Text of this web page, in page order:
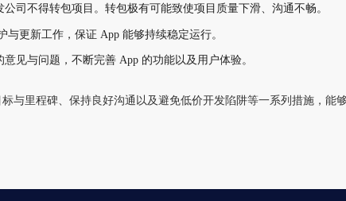
司不得转包项目。转包极有可能致使项目质量下滑、沟通不畅。
与更新工作，保证 App 能够持续稳定运行。
意见与问题，不断完善 App 的功能以及用户体验。
与里程碑、保持良好沟通以及避免低价开发陷阱等一系列措施，能